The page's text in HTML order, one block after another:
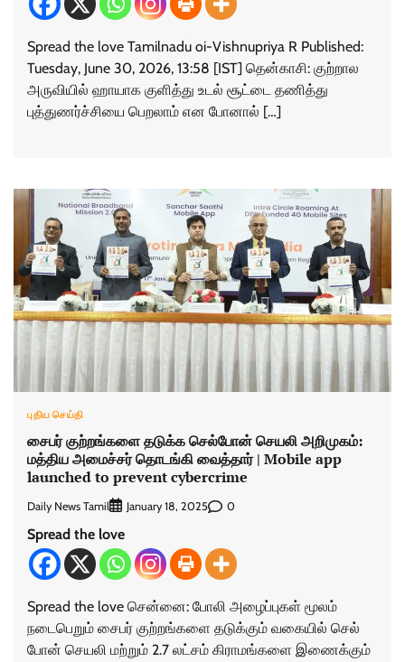
Spread the love Tamilnadu oi-Vishnupriya R Published:
Tuesday, June 30, 2026, 13:58 [IST] தென்காசி: குற்றால
அருவியில் ஹாயாக குளித்து உடல் சூட்டை தணித்து
புத்துணர்ச்சியை பெறலாம் என போனால் […]
புதிய செய்தி
சைபர் குற்றங்களை தடுக்க செல்போன் செயலி அறிமுகம்:
மத்திய அமைச்சர் தொடங்கி வைத்தார் | Mobile app
launched to prevent cybercrime
Daily News Tamil January 18, 2025 0
Spread the love
Spread the love சென்னை: ​போலி அழைப்புகள் மூலம்
நடைபெறும் சைபர் குற்​றங்களை தடுக்​கும் வகையில் செல்​
போன் செயலி மற்றும் 2.7 லட்சம் கிராமங்களை இணைக்​கும்